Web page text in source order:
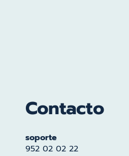
Contacto
soporte
952 02 02 22